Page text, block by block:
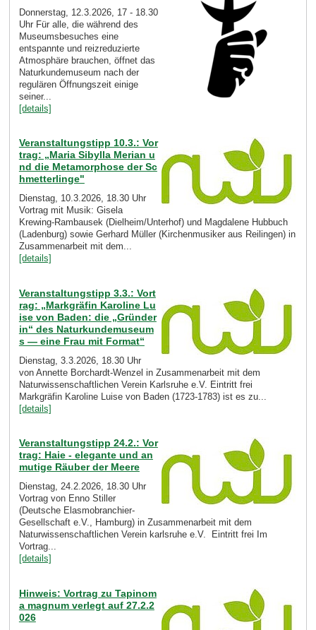
Donnerstag, 12.3.2026, 17 - 18.30
Uhr Für alle, die während des
Museumsbesuches eine
entspannte und reizreduzierte
Atmosphäre brauchen, öffnet das
Naturkundemuseum nach der
regulären Öffnungszeit einige
seiner...
[details]
Veranstaltungstipp 10.3.: Vor
trag: „Maria Sibylla Merian u
nd die Metamorphose der Sc
hmetterlinge"
Dienstag, 10.3.2026, 18.30 Uhr
Vortrag mit Musik: Gisela
Krewing-Rambausek (Dielheim/Unterhof) und Magdalene Hubbuch
(Ladenburg) sowie Gerhard Müller (Kirchenmusiker aus Reilingen) in
Zusammenarbeit mit dem...
[details]
Veranstaltungstipp 3.3.: Vort
rag: „Markgräfin Karoline Lu
ise von Baden: die „Gründer
in“ des Naturkundemuseum
s — eine Frau mit Format“
Dienstag, 3.3.2026, 18.30 Uhr
von Annette Borchardt-Wenzel in Zusammenarbeit mit dem
Naturwissenschaftlichen Verein Karlsruhe e.V. Eintritt frei
Markgräfin Karoline Luise von Baden (1723-1783) ist es zu...
[details]
Veranstaltungstipp 24.2.: Vor
trag: Haie - elegante und an
mutige Räuber der Meere
Dienstag, 24.2.2026, 18.30 Uhr
Vortrag von Enno Stiller
(Deutsche Elasmobranchier-
Gesellschaft e.V., Hamburg) in Zusammenarbeit mit dem
Naturwissenschaftlichen Verein karlsruhe e.V. Eintritt frei Im
Vortrag...
[details]
Hinweis: Vortrag zu Tapinom
a magnum verlegt auf 27.2.2
026